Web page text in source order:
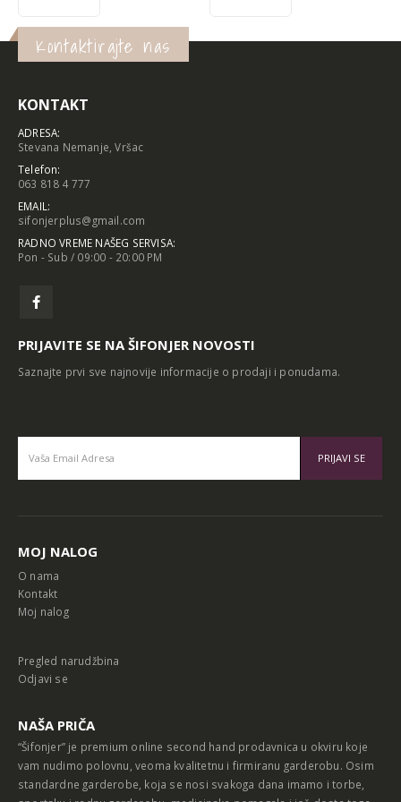
Kontaktirajte nas
KONTAKT
ADRESA:
Stevana Nemanje, Vršac
Telefon:
063 818 4 777
EMAIL:
sifonjerplus@gmail.com
RADNO VREME NAŠEG SERVISA:
Pon - Sub / 09:00 - 20:00 PM
PRIJAVITE SE NA ŠIFONJER NOVOSTI
Saznajte prvi sve najnovije informacije o prodaji i ponudama.
MOJ NALOG
O nama
Kontakt
Moj nalog
Pregled narudžbina
Odjavi se
NAŠA PRIČA
“Šifonjer” je premium online second hand prodavnica u okviru koje
vam nudimo polovnu, veoma kvalitetnu i firmiranu garderobu. Osim
standardne garderobe, koja se nosi svakoga dana imamo i torbe,